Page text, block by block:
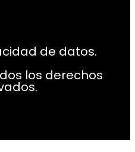
de datos.
los derechos